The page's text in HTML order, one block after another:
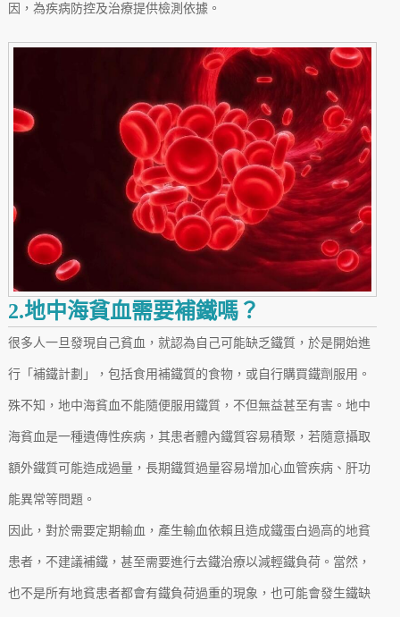
因，為疾病防控及治療提供檢測依據。
2.地中海貧血需要補鐵嗎？
很多人一旦發現自己貧血，就認為自己可能缺乏鐵質，於是開始進
行「補鐵計劃」，包括食用補鐵質的食物，或自行購買鐵劑服用。
殊不知，地中海貧血不能隨便服用鐵質，不但無益甚至有害。地中
海貧血是一種遺傳性疾病，其患者體內鐵質容易積聚，若隨意攝取
額外鐵質可能造成過量，長期鐵質過量容易增加心血管疾病、肝功
能異常等問題。
因此，對於需要定期輸血，產生輸血依賴且造成鐵蛋白過高的地貧
患者，不建議補鐵，甚至需要進行去鐵治療以減輕鐵負荷。當然，
也不是所有地貧患者都會有鐵負荷過重的現象，也可能會發生鐵缺